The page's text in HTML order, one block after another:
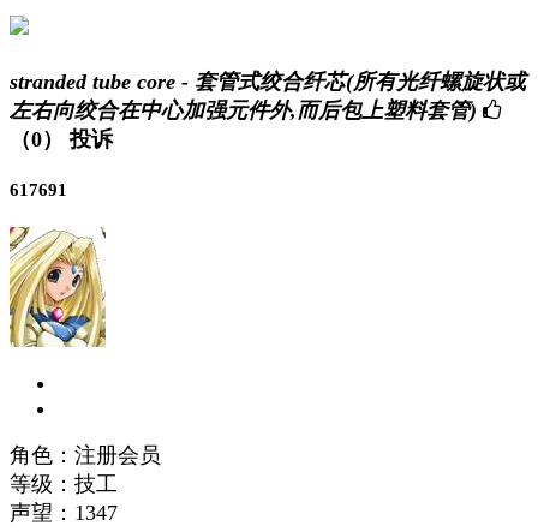
stranded tube core - 套管式绞合纤芯(所有光纤螺旋状或
左右向绞合在中心加强元件外,而后包上塑料套管)
（0）
投诉
617691
角色：注册会员
等级：技工
声望： 1347